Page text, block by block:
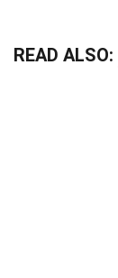
READ ALSO: